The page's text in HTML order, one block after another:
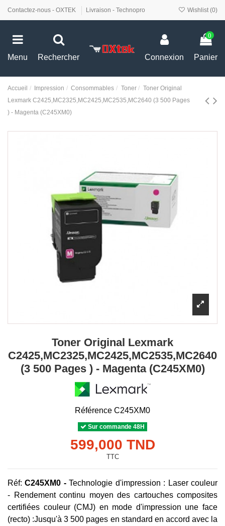
Contactez-nous - OXTEK Livraison - Technopro Wishlist (0)
Menu Rechercher Connexion
0
Panier
Accueil Impression Consommables Toner
Toner Original
Lexmark C2425,MC2325,MC2425,MC2535,MC2640 (3 500 Pages
) - Magenta (C245XM0)
Toner Original Lexmark
C2425,MC2325,MC2425,MC2535,MC2640
(3 500 Pages ) - Magenta (C245XM0)
Référence C245XM0
Sur commande 48H
599,000 TND
TTC
Réf:C245XM0 -Technologie d'impression : Laser couleur
- Rendement continu moyen des cartouches composites
certifiées couleur (CMJ) en mode d'impression une face
(recto) :Jusqu'à 3 500 pages en standard en accord avec la